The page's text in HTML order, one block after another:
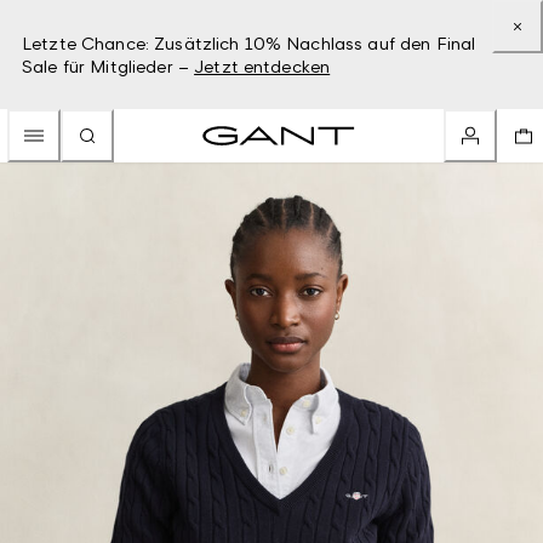
Letzte Chance: Zusätzlich 10% Nachlass auf den Final
Sale für Mitglieder – Jetzt entdecken